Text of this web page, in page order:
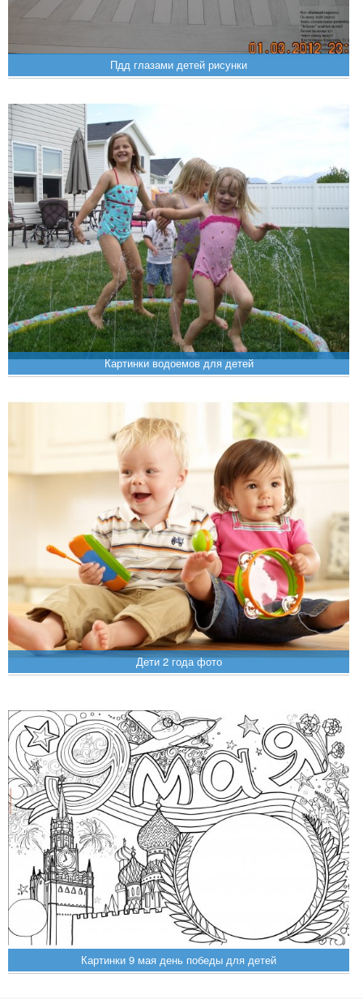
Пдд глазами детей рисунки
Картинки водоемов для детей
Дети 2 года фото
Картинки 9 мая день победы для детей